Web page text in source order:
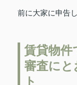
前に大家に申告
賃貸物件
審査に
ト